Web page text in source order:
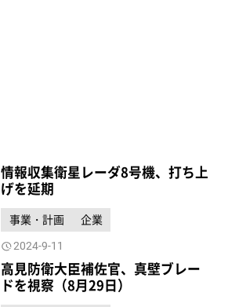
情報収集衛星レーダ8号機、打ち上
げを延期
事業・計画 企業
2024-9-11
高見防衛大臣補佐官、真壁ブレー
ドを視察（8月29日）